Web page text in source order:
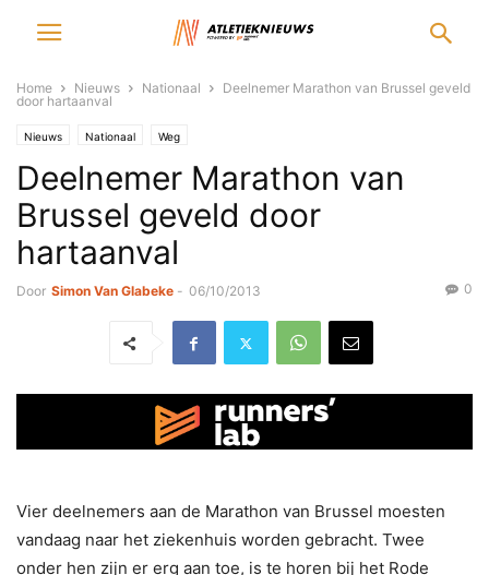
Home Nieuws Nationaal
Deelnemer Marathon van Brussel geveld
door hartaanval
Nieuws Nationaal Weg
Deelnemer Marathon van
Brussel geveld door
hartaanval
Door Simon Van Glabeke - 06/10/2013 0
Vier deelnemers aan de Marathon van Brussel moesten
vandaag naar het ziekenhuis worden gebracht. Twee
onder hen zijn er erg aan toe, is te horen bij het Rode